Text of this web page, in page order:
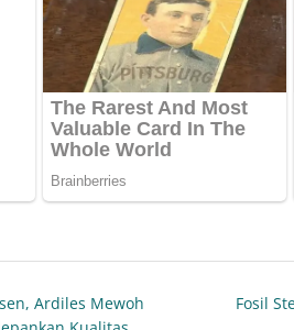
Ardiles Mewoh
Fosil